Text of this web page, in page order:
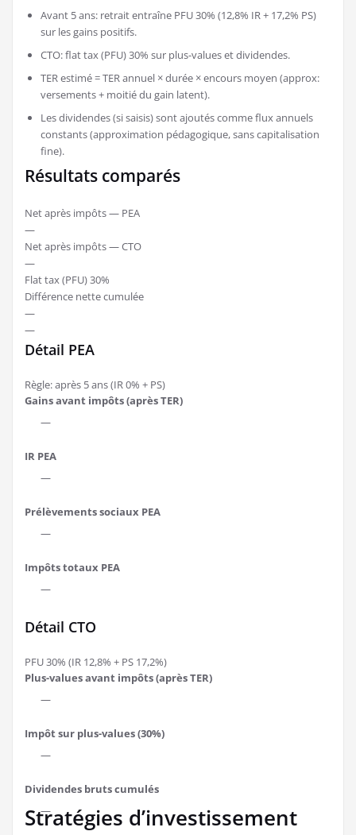
Avant 5 ans: retrait entraîne PFU 30% (12,8% IR + 17,2% PS)
sur les gains positifs.
CTO: flat tax (PFU) 30% sur plus-values et dividendes.
TER estimé = TER annuel × durée × encours moyen (approx:
versements + moitié du gain latent).
Les dividendes (si saisis) sont ajoutés comme flux annuels
constants (approximation pédagogique, sans capitalisation
fine).
Résultats comparés
Net après impôts — PEA
—
Net après impôts — CTO
—
Flat tax (PFU) 30%
Différence nette cumulée
—
—
Détail PEA
Règle: après 5 ans (IR 0% + PS)
Gains avant impôts (après TER)
—
IR PEA
—
Prélèvements sociaux PEA
—
Impôts totaux PEA
—
Détail CTO
PFU 30% (IR 12,8% + PS 17,2%)
Plus-values avant impôts (après TER)
—
Impôt sur plus-values (30%)
—
Dividendes bruts cumulés
—
Stratégies d’investissement